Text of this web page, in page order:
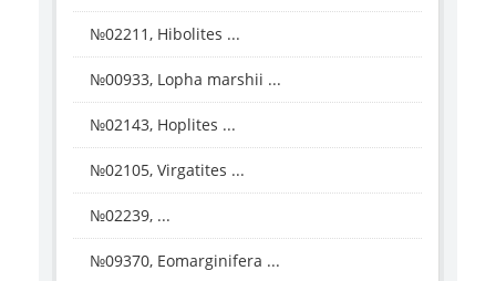
№02211, Hibolites ...
№00933, Lopha marshii ...
№02143, Hoplites ...
№02105, Virgatites ...
№02239, ...
№09370, Eomarginifera ...